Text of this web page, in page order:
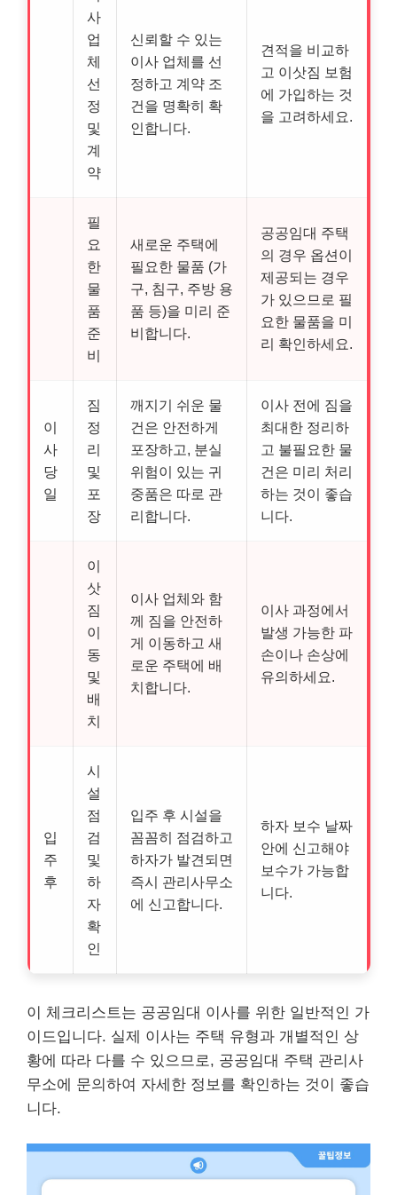
사
업
체
선
정
및
계
약
신뢰할 수 있는
이사 업체를 선
정하고 계약 조
건을 명확히 확
인합니다.
견적을 비교하
고 이삿짐 보험
에 가입하는 것
을 고려하세요.
필
요
한
물
품
준
비
새로운 주택에
필요한 물품 (가
구, 침구, 주방 용
품 등)을 미리 준
비합니다.
공공임대 주택
의 경우 옵션이
제공되는 경우
가 있으므로 필
요한 물품을 미
리 확인하세요.
이
사
당
일
짐
정
리
및
포
장
깨지기 쉬운 물
건은 안전하게
포장하고, 분실
위험이 있는 귀
중품은 따로 관
리합니다.
이사 전에 짐을
최대한 정리하
고 불필요한 물
건은 미리 처리
하는 것이 좋습
니다.
이
삿
짐
이
동
및
배
치
이사 업체와 함
께 짐을 안전하
게 이동하고 새
로운 주택에 배
치합니다.
이사 과정에서
발생 가능한 파
손이나 손상에
유의하세요.
입
주
후
시
설
점
검
및
하
자
확
인
입주 후 시설을
꼼꼼히 점검하고
하자가 발견되면
즉시 관리사무소
에 신고합니다.
하자 보수 날짜
안에 신고해야
보수가 가능합
니다.
이 체크리스트는 공공임대 이사를 위한 일반적인 가
이드입니다. 실제 이사는 주택 유형과 개별적인 상
황에 따라 다를 수 있으므로, 공공임대 주택 관리사
무소에 문의하여 자세한 정보를 확인하는 것이 좋습
니다.